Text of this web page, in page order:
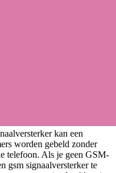
kan een
worden gebeld zonder
telefoon. Als je geen GSM-
gsm signaalversterker te